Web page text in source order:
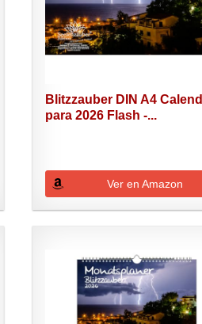
Blitzzauber DIN A4
para 2026 Flash -...
Ver en Amazon